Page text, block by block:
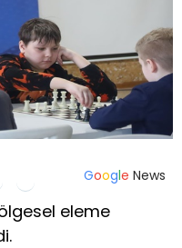
Google News
eleme